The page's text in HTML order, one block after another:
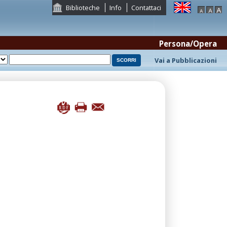
Biblioteche Info Contattaci
Persona/Opera
Vai a Pubblicazioni